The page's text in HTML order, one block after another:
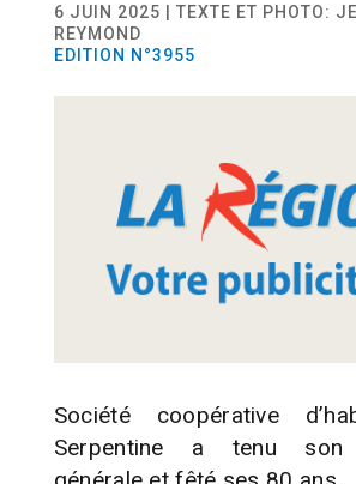
6 JUIN 2025 | TEXTE ET PHOTO:
REYMOND
EDITION N°3955
Société coopérative
Serpentine a tenu son